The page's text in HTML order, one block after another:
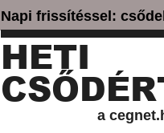
Napi frissítéssel:
HETI
a